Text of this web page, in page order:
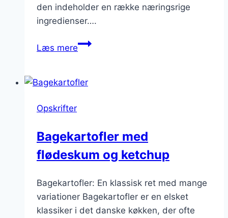
den indeholder en række næringsrige
ingredienser….
Læs mereBagte
grøntfyld
Opskrifter
Bagekartofler med
flødeskum og ketchup
Bagekartofler: En klassisk ret med mange
variationer Bagekartofler er en elsket
klassiker i det danske køkken, der ofte